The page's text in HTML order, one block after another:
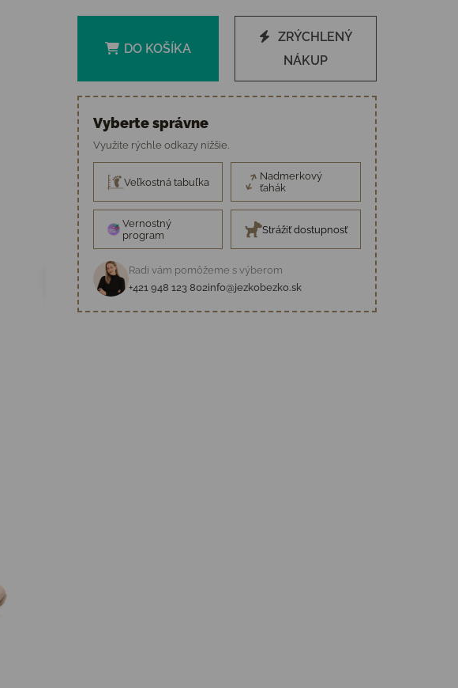
DO KOŠÍKA
ZRÝCHLENÝ
NÁKUP
Vyberte správne
Využite rýchle odkazy nižšie.
Veľkostná tabuľka
Nadmerkový
ťahák
Vernostný
program
Strážiť dostupnosť
Radi vám pomôžeme s výberom
+421 948 123 802info@jezkobezko.sk